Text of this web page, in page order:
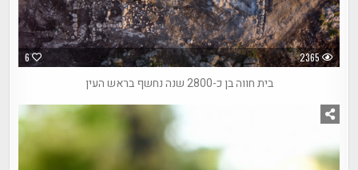
6 2365
בית חווה בן כ-2800 שנה נחשף בראש העין